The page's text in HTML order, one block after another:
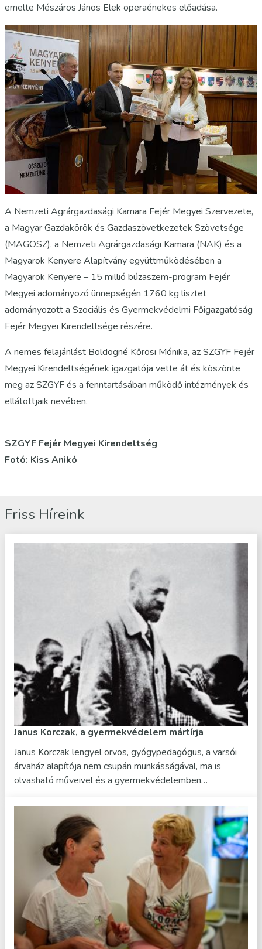
emelte Mészáros János Elek operaénekes előadása.
A Nemzeti Agrárgazdasági Kamara Fejér Megyei Szervezete,
a Magyar Gazdakörök és Gazdaszövetkezetek Szövetsége
(MAGOSZ), a Nemzeti Agrárgazdasági Kamara (NAK) és a
Magyarok Kenyere Alapítvány együttműködésében a
Magyarok Kenyere – 15 millió búzaszem-program Fejér
Megyei adományozó ünnepségén 1760 kg lisztet
adományozott a Szociális és Gyermekvédelmi Főigazgatóság
Fejér Megyei Kirendeltsége részére.
A nemes felajánlást Boldogné Kőrösi Mónika, az SZGYF Fejér
Megyei Kirendeltségének igazgatója vette át és köszönte
meg az SZGYF és a fenntartásában működő intézmények és
ellátottjaik nevében.
SZGYF Fejér Megyei Kirendeltség
Fotó: Kiss Anikó
Friss Híreink
Janus Korczak, a gyermekvédelem mártírja
Janus Korczak lengyel orvos, gyógypedagógus, a varsói
árvaház alapítója nem csupán munkásságával, ma is
olvasható műveivel és a gyermekvédelemben…